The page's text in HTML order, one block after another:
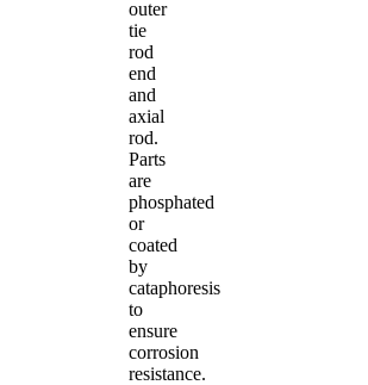
outer
tie
rod
end
and
axial
rod.
Parts
are
phosphated
or
coated
by
cataphoresis
to
ensure
corrosion
resistance.